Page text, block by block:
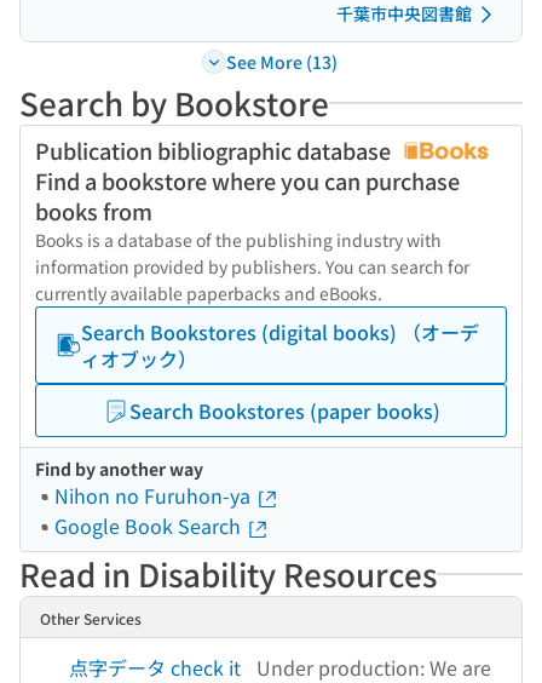
千葉市中央図書館
See More (13)
Search by Bookstore
Publication bibliographic database
Find a bookstore where you can purchase
books from
Books is a database of the publishing industry with
information provided by publishers. You can search for
currently available paperbacks and eBooks.
Search Bookstores (digital books) （オーデ
ィオブック）
Search Bookstores (paper books)
Find by another way
Nihon no Furuhon-ya
Google Book Search
Read in Disability Resources
Other Services
点字データ check it Under production: We are